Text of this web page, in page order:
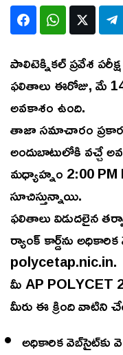
పాలిటెక్నికల్ ప్రవేశ
ఫలితాలు ఈరోజు, మే
అవకాశం ఉంది.
తాజా సమాచారం
అందుబాటులోకి వచ్చే
మధ్యాహ్నం 2:00 PM
సూచిస్తున్నాయి.
ఫలితాలు విడుదలైన
ర్యాంక్ కార్డ్‌ను
polycetap.nic.in.
మీ AP
మీరు ఈ క్రింది వాటిని
అధికారిక వెబ్‌సైట్‌కు